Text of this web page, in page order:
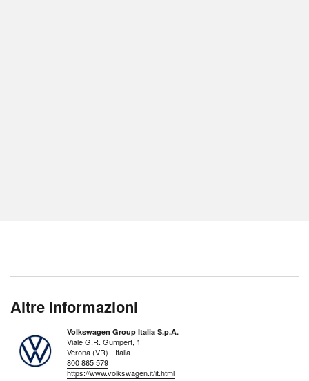
Altre informazioni
Volkswagen Group Italia S.p.A.
Viale G.R. Gumpert, 1
Verona (VR) - Italia
800 865 579
https://www.volkswagen.it/it.html